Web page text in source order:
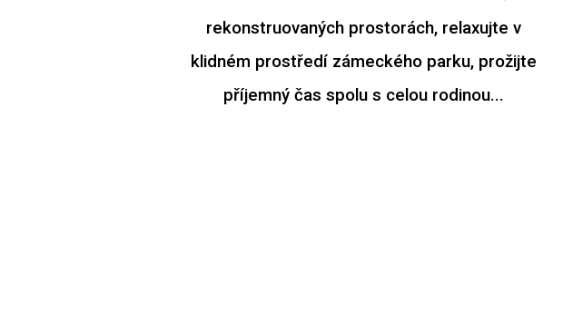
rekonstruovaných prostorách, relaxujte v
klidném prostředí zámeckého parku, prožijte
příjemný čas spolu s celou rodinou...